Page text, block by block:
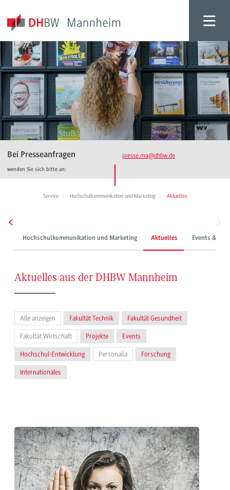
Bei Presseanfragen
wenden Sie sich bitte an:
presse.ma@dhbw.de
Service Hochschulkommunikation und Marketing Aktuelles
Hochschulkommunikation und Marketing Aktuelles Events &
Aktuelles aus der DHBW Mannheim
Alle anzeigen Fakultät Technik Fakultät Gesundheit
Fakultät Wirtschaft Projekte Events
Hochschul-Entwicklung Personalia Forschung
Internationales